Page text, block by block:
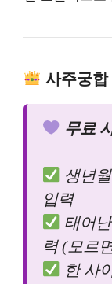
사주궁
무료
생년
입력
태어
력 (모르
한 사